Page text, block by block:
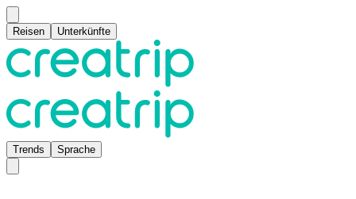
Reisen Unterkünfte
Trends Sprache